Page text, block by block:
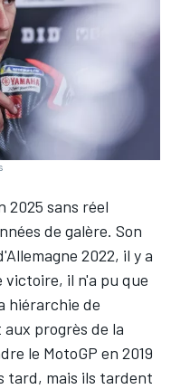
2025 sans réel
de galère. Son
2022, il y a
il n'a pu que
hiérarchie de
progrès de la
le MotoGP en 2019
tard, mais ils tardent